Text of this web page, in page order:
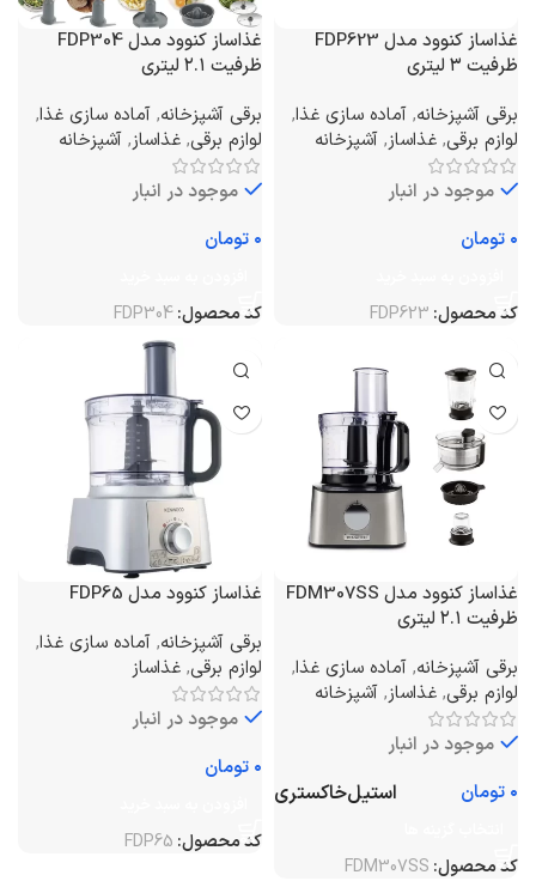
غذاساز کنوود مدل FDP623
ظرفیت ۳ لیتری
برقی آشپزخانه, آماده سازی غذا,
لوازم برقی, غذاساز, آشپزخانه
موجود در انبار
تومان
کد محصول: FDP623
غذاساز کنوود مدل FDP304
ظرفیت ۲.۱ لیتری
برقی آشپزخانه, آماده سازی غذا,
لوازم برقی, غذاساز, آشپزخانه
موجود در انبار
تومان
کد محصول:FDP304
غذاساز کنوود مدل FDM307SS
ظرفیت ۲.۱ لیتری
برقی آشپزخانه, آماده سازی غذا,
لوازم برقی, غذاساز, آشپزخانه
موجود در انبار
تومان
استیلخاکستری
کد محصول: FDM307SS
غذاساز کنوود مدل FDP65
برقی آشپزخانه, آماده سازی غذا,
لوازم برقی, غذاساز
موجود در انبار
تومان
کد محصول: FDP65